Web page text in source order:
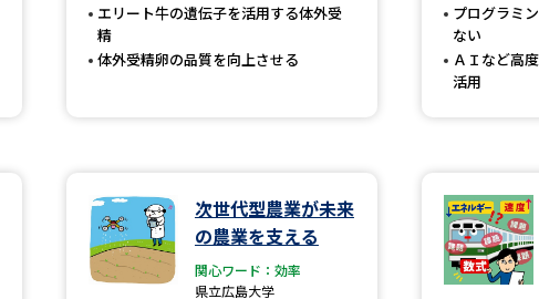
志望校・出願校を調
受験スケジ
学
エリート牛の遺伝子を活用する体外受
精
体外受精卵の品質を向上させる
プログラミ
ない
ＡＩなど高
活用
次世代型農業が未来
の農業を支える
関心ワード：効率
県立広島大学